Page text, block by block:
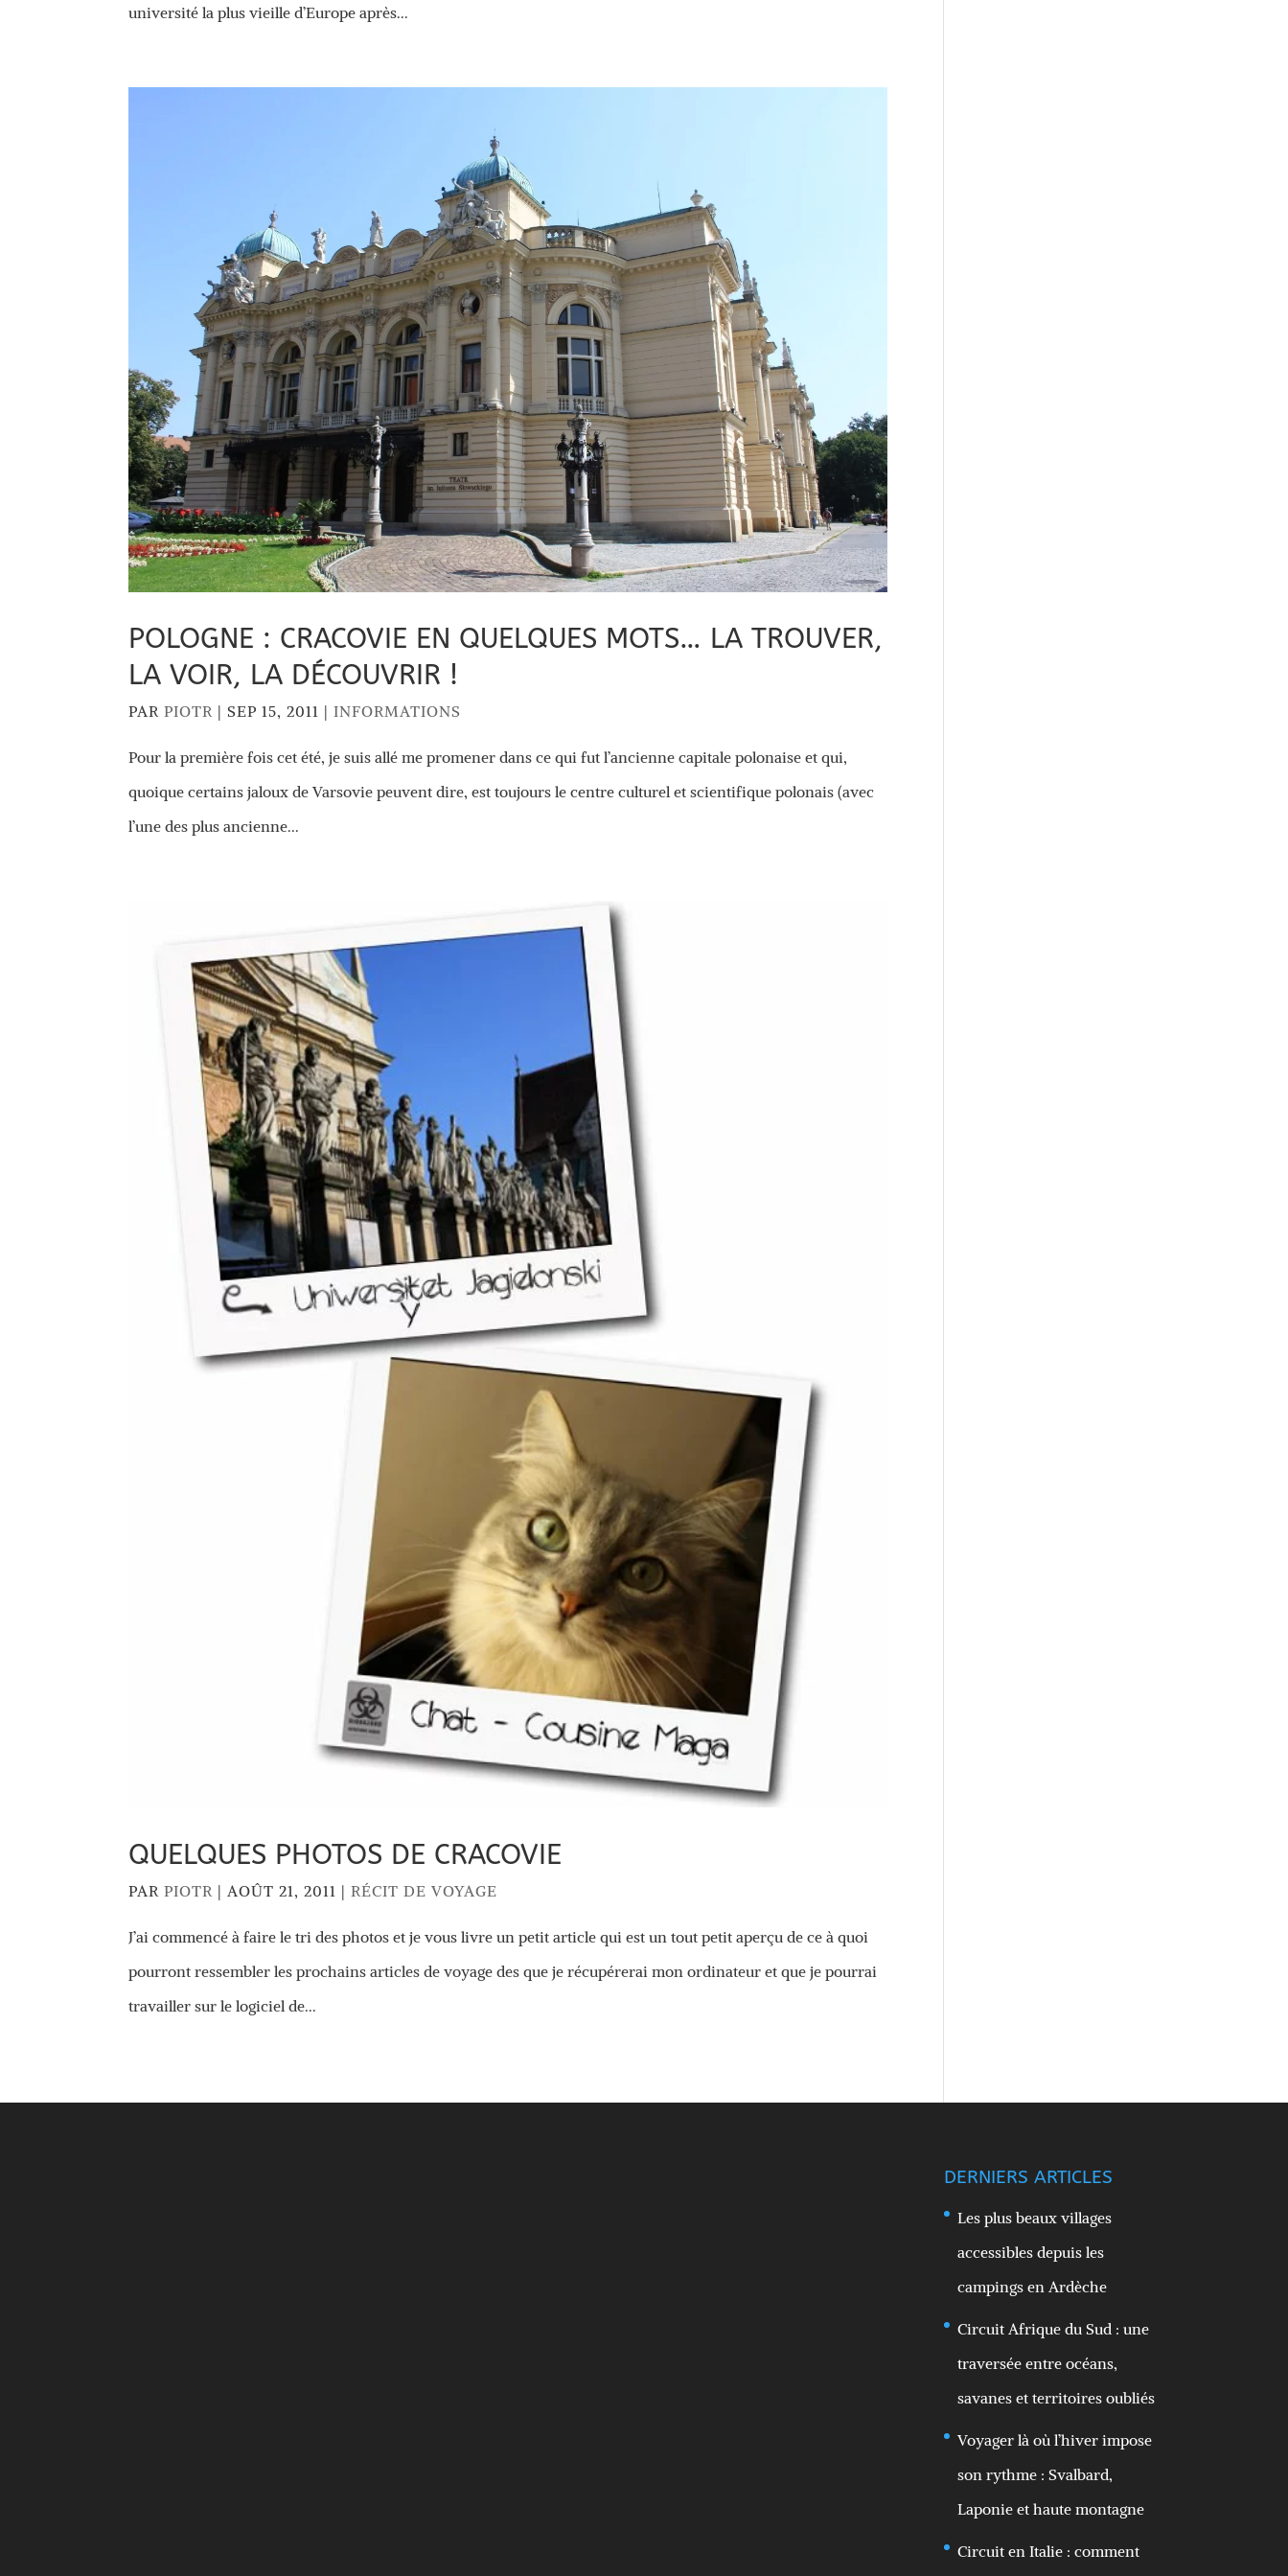
université la plus vieille d’Europe après...
POLOGNE : CRACOVIE EN QUELQUES MOTS… LA TROUVER,
LA VOIR, LA DÉCOUVRIR !
PARPIOTR |SEP 15, 2011 |INFORMATIONS
Pour la première fois cet été, je suis allé me promener dans ce qui fut l’ancienne capitale polonaise et qui,
quoique certains jaloux de Varsovie peuvent dire, est toujours le centre culturel et scientifique polonais (avec
l’une des plus ancienne...
QUELQUES PHOTOS DE CRACOVIE
PARPIOTR | AOÛT 21, 2011 |RÉCIT DE VOYAGE
J’ai commencé à faire le tri des photos et je vous livre un petit article qui est un tout petit aperçu de ce à quoi
pourront ressembler les prochains articles de voyage des que je récupérerai mon ordinateur et que je pourrai
travailler sur le logiciel de...
DERNIERS ARTICLES
Les plus beaux villages
accessibles depuis les
campings en Ardèche
Circuit Afrique du Sud : une
traversée entre océans,
savanes et territoires oubliés
Voyager là où l’hiver impose
son rythme : Svalbard,
Laponie et haute montagne
Circuit en Italie : comment